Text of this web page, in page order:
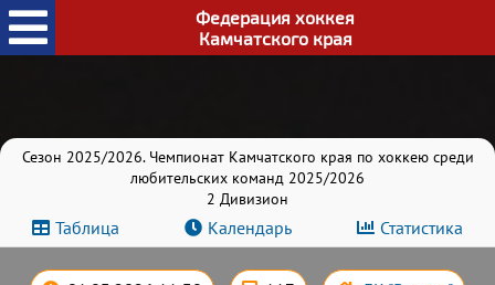
Федерация хоккея
Камчатского края
Сезон 2025/2026. Чемпионат Камчатского края по хоккею среди
любительских команд 2025/2026
2 Дивизион
Таблица Календарь Статистика